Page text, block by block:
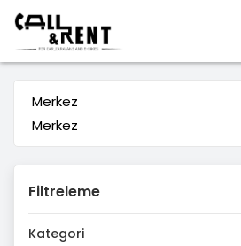
Merkez
Merkez
Filtreleme
Kategori